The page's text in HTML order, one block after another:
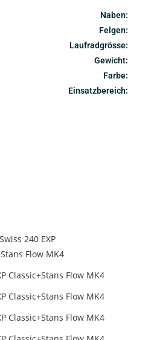
Naben:
Felgen:
Laufradgrösse:
Gewicht:
Farbe:
Einsatzbereich: